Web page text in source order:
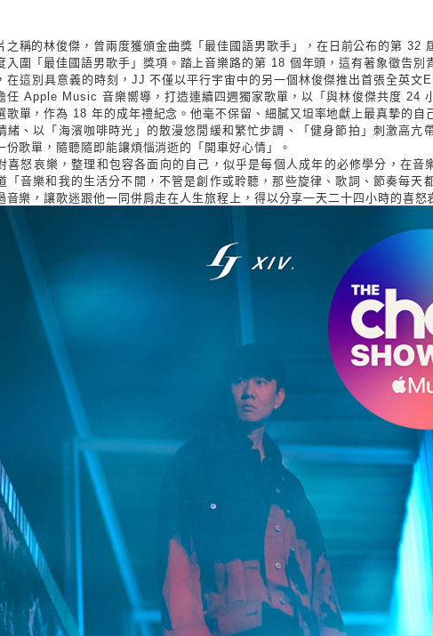
之稱的林俊傑，曾兩度獲頒金曲獎「最佳國語男歌手」，在日前公布的第 32
入圍「最佳國語男歌手」獎項。踏上音樂路的第 18 個年頭，這有著象徵告別
在這別具意義的時刻， JJ不僅以平行宇宙中的另一個林俊傑推出首張全英文
任 Apple Music 音樂嚮導，打造連續四週獨家歌單，以「與林俊傑共度 24
歌單，作為 18 年的成年禮紀念。他毫不保留、細膩又坦率地獻上最真摯的自
緒、以「海濱咖啡時光」的散漫悠閒緩和繁忙步調、「健身節拍」刺激高亢
份歌單，隨聽隨即能讓煩惱消逝的「開車好心情」。
喜怒哀樂，整理和包容各面向的自己，似乎是每個人成年的必修學分，在音
「音樂和我的生活分不開，不管是創作或聆聽，那些旋律、歌詞、節奏每天
音樂，讓歌迷跟他一同併肩走在人生旅程上，得以分享一天二十四小時的喜怒